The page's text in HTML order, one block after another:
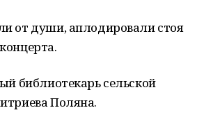
от души, аплодировали стоя
библиотекарь сельской
Поляна.